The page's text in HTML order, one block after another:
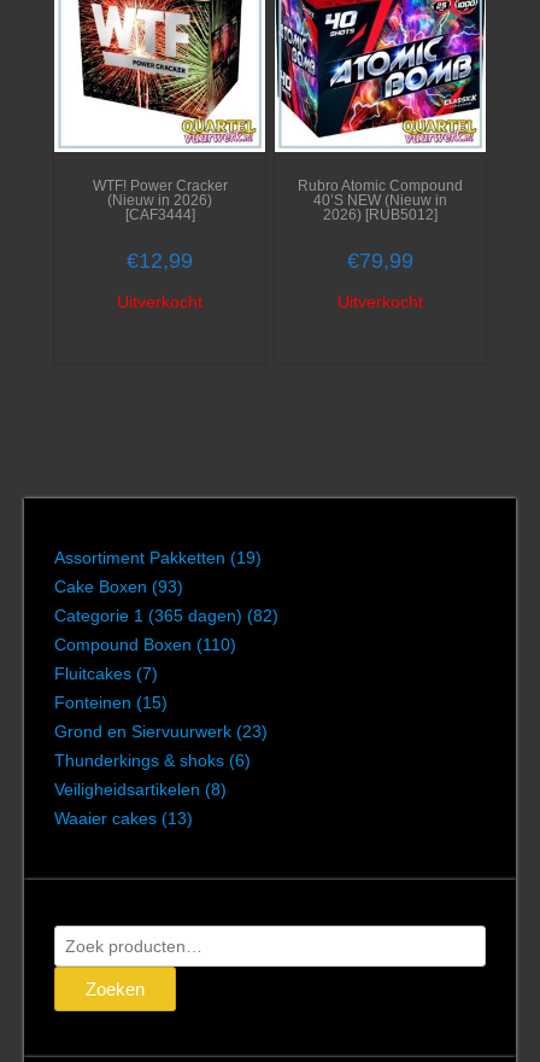
WTF! Power Cracker
(Nieuw in 2026)
[CAF3444]
€12,99
Uitverkocht
Rubro Atomic Compound
40’S NEW (Nieuw in
2026) [RUB5012]
€79,99
Uitverkocht
Assortiment Pakketten (19)
Cake Boxen (93)
Categorie 1 (365 dagen) (82)
Compound Boxen (110)
Fluitcakes (7)
Fonteinen (15)
Grond en Siervuurwerk (23)
Thunderkings & shoks (6)
Veiligheidsartikelen (8)
Waaier cakes (13)
Zoeken
naar:
Zoeken